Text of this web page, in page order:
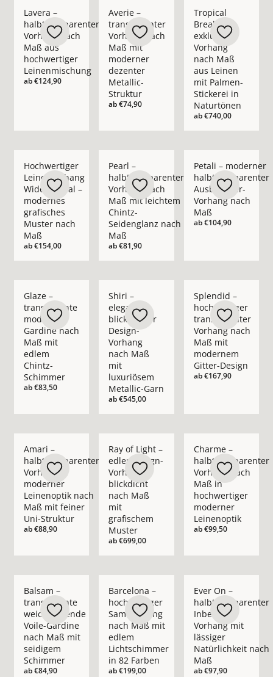
Lavera –
halbtransparenter
Vorhang nach
Maß aus
hochwertiger
Leinenmischung
ab€124,90
Averie –
transparenter
Vorhang nach
Maß mit
moderner
dezenter
Metallic-
Struktur
ab€74,90
Tropical
Break –
exklusiver
Vorhang
nach Maß
aus Leinen
mit Palmen-
Stickerei in
Naturtönen
ab€740,00
Hochwertiger
Leinenvorhang
Wide Appeal –
modernes
grafisches
Muster nach
Maß
ab€154,00
Pearl –
halbtransparenter
Vorhang nach
Maß mit leichtem
Chintz-
Seidenglanz nach
Maß
ab€81,90
Petali – moderner
halbtransparenter
Ausbrenner-
Vorhang nach
Maß
ab€104,90
Glaze –
transparente
moderne
Gardine nach
Maß mit
edlem
Chintz-
Schimmer
ab€83,50
Shiri –
eleganter
blickdichter
Design-
Vorhang
nach Maß
mit
luxuriösem
Metallic-Garn
ab€545,00
Splendid –
hochwertiger
transparenter
Vorhang nach
Maß mit
modernem
Gitter-Design
ab€167,90
Amari –
halbtransparenter
Vorhang in
moderner
Leinenoptik nach
Maß mit feiner
Uni-Struktur
ab€88,90
Ray of Light –
edler Design-
Vorhang
blickdicht
nach Maß
mit
grafischem
Muster
ab€699,00
Charme –
halbtransparenter
Vorhang nach
Maß in
hochwertiger
moderner
Leinenoptik
ab€99,50
Balsam –
transparente
weichfließende
Voile-Gardine
nach Maß mit
seidigem
Schimmer
ab€84,90
Barcelona –
hochwertiger
Samtvorhang
nach Maß mit
edlem
Lichtschimmer
in 82 Farben
ab€199,00
Ever On –
halbtransparenter
Inbetween
Vorhang mit
lässiger
Natürlichkeit nach
Maß
ab€97,90